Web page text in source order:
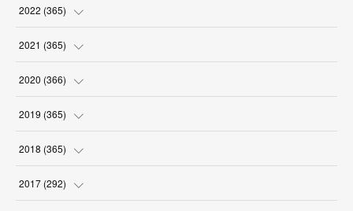
(31
(30
(31
(31
(30
(31
(30
2022 (365)
(31
(30
(31
(30
2021 (365)
(31
(30
(31
(30
2020 (366)
(31
(30
(31
2019 (365)
(31
(30
2018 (365)
(31
2017 (292)